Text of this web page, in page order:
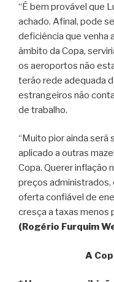
“É bem provável que
achado. Afinal, pode
deficiência que venha
âmbito da Copa,
os aeroportos não
terão rede adequada
estrangeiros não
de trabalho.
“Muito pior ainda será
aplicado a outras
Copa. Querer inflação
preços administrados,
oferta confiável de
cresça a taxas menos
(Rogério Furquim
A